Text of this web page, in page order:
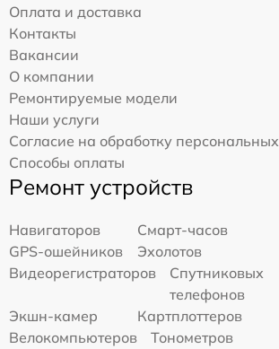
Оплата и доставка
Контакты
Вакансии
О компании
Ремонтируемые модели
Наши услуги
Согласие на обработку
Способы оплаты
Ремонт устройств
Навигаторов
Смарт-часов
GPS-ошейников
Эхолотов
Видеорегистраторов
Спутниковых
телефонов
Экшн-камер
Картплоттеров
Велокомпьютеров
Тонометров